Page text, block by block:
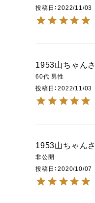
投稿日
2022/11/03
1953山ちゃん
60代 男性
投稿日
2022/11/03
1953山ちゃん
非公開
投稿日
2020/10/07